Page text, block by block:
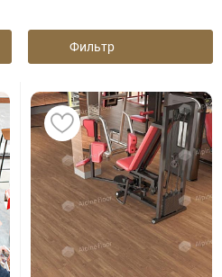
Фильтр